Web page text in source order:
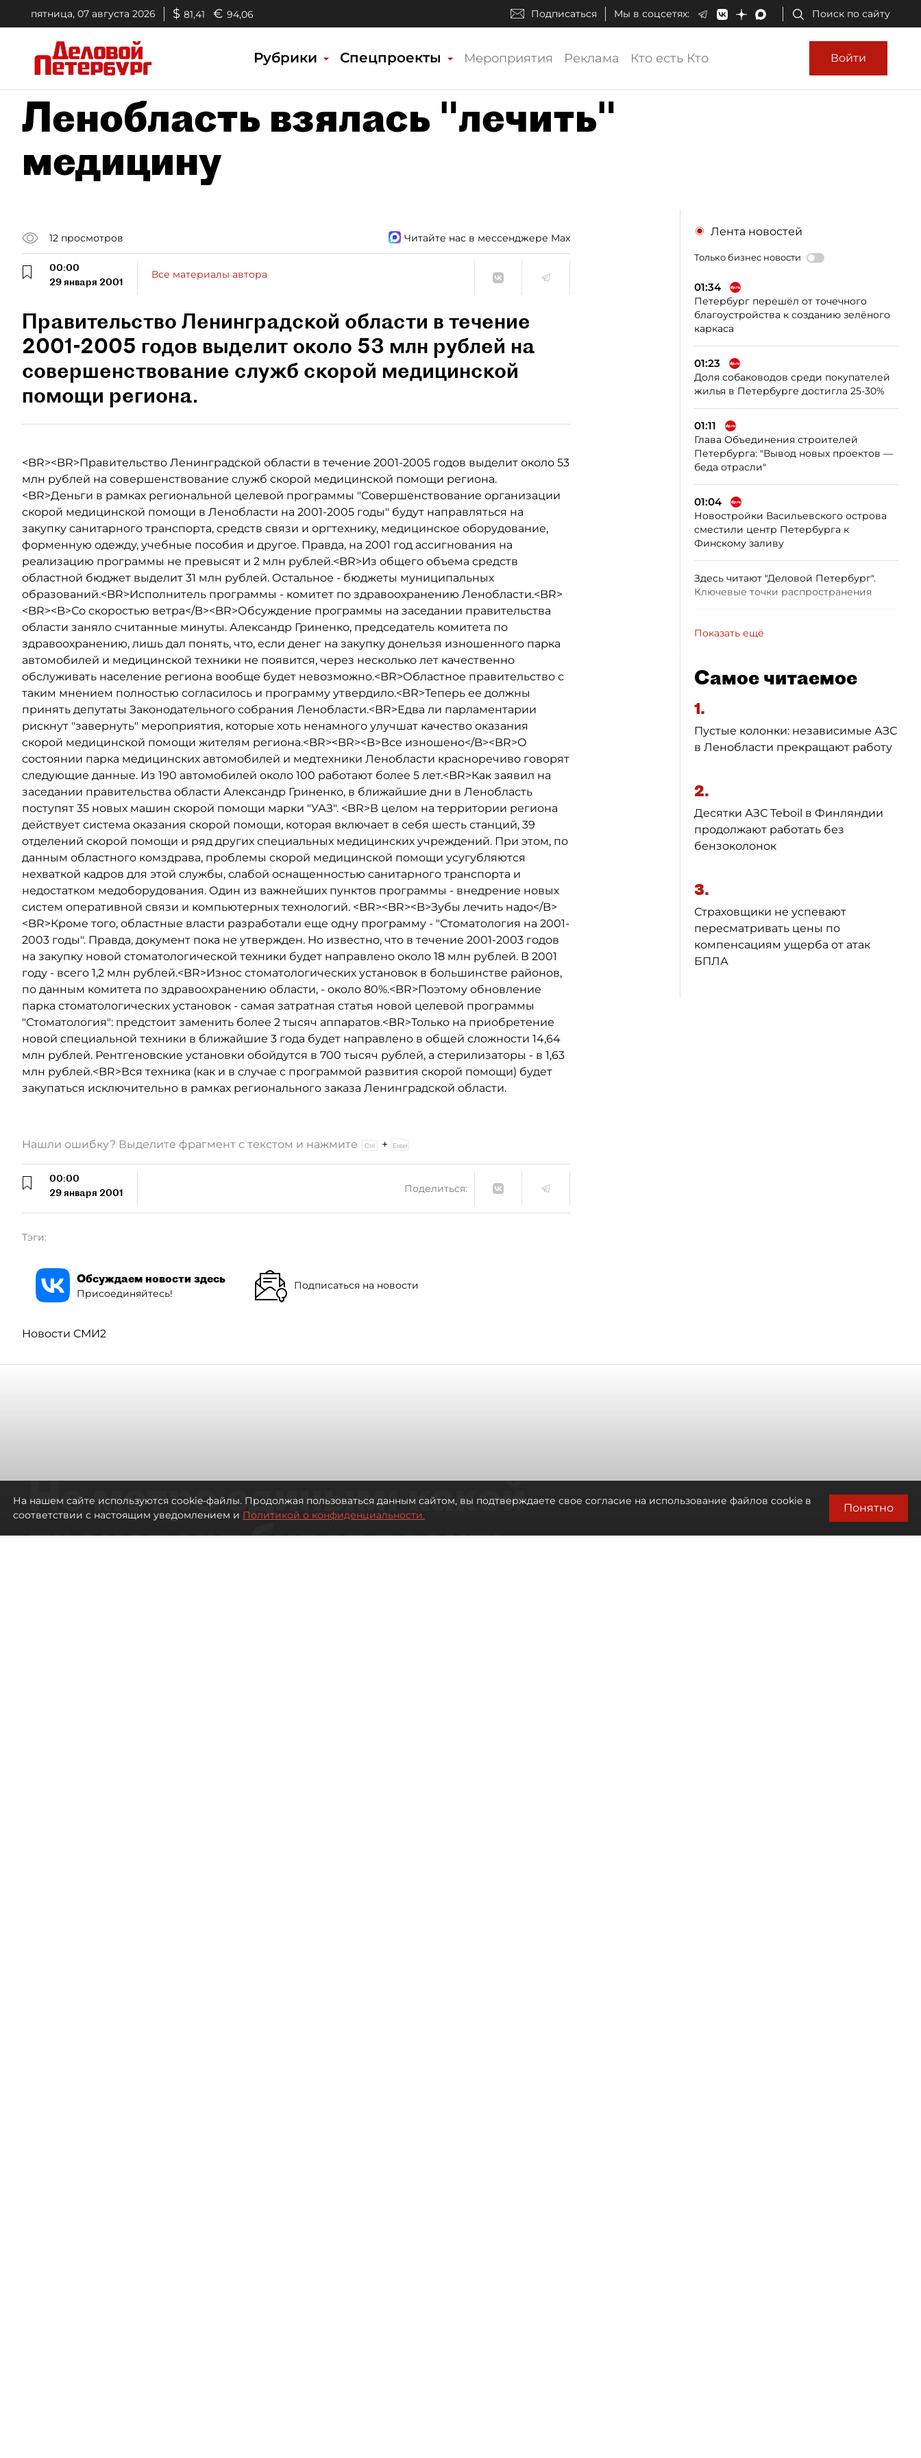
пятница, 07 августа 2026 $ 81,41 € 94,06 Подписаться Мы в соцсетях: Поиск по сайту
Рубрики Спецпроекты Мероприятия Реклама Кто есть Кто Войти
Ленобласть взялась "лечить"
медицину
12 просмотров Читайте нас в мессенджере Max
00:00
29 января 2001
Все материалы автора
Правительство Ленинградской области в течение
2001-2005 годов выделит около 53 млн рублей на
совершенствование служб скорой медицинской
помощи региона.
<BR><BR>Правительство Ленинградской области в течение 2001-2005 годов выделит около 53
млн рублей на совершенствование служб скорой медицинской помощи региона.
<BR>Деньги в рамках региональной целевой программы "Совершенствование организации
скорой медицинской помощи в Ленобласти на 2001-2005 годы" будут направляться на
закупку санитарного транспорта, средств связи и оргтехнику, медицинское оборудование,
форменную одежду, учебные пособия и другое. Правда, на 2001 год ассигнования на
реализацию программы не превысят и 2 млн рублей.<BR>Из общего объема средств
областной бюджет выделит 31 млн рублей. Остальное - бюджеты муниципальных
образований.<BR>Исполнитель программы - комитет по здравоохранению Ленобласти.<BR>
<BR><B>Со скоростью ветра</B><BR>Обсуждение программы на заседании правительства
области заняло считанные минуты. Александр Гриненко, председатель комитета по
здравоохранению, лишь дал понять, что, если денег на закупку донельзя изношенного парка
автомобилей и медицинской техники не появится, через несколько лет качественно
обслуживать население региона вообще будет невозможно.<BR>Областное правительство с
таким мнением полностью согласилось и программу утвердило.<BR>Теперь ее должны
принять депутаты Законодательного собрания Ленобласти.<BR>Едва ли парламентарии
рискнут "завернуть" мероприятия, которые хоть ненамного улучшат качество оказания
скорой медицинской помощи жителям региона.<BR><BR><B>Все изношено</B><BR>О
состоянии парка медицинских автомобилей и медтехники Ленобласти красноречиво говорят
следующие данные. Из 190 автомобилей около 100 работают более 5 лет.<BR>Как заявил на
заседании правительства области Александр Гриненко, в ближайшие дни в Ленобласть
поступят 35 новых машин скорой помощи марки "УАЗ". <BR>В целом на территории региона
действует система оказания скорой помощи, которая включает в себя шесть станций, 39
отделений скорой помощи и ряд других специальных медицинских учреждений. При этом, по
данным областного комздрава, проблемы скорой медицинской помощи усугубляются
нехваткой кадров для этой службы, слабой оснащенностью санитарного транспорта и
недостатком медоборудования. Один из важнейших пунктов программы - внедрение новых
систем оперативной связи и компьютерных технологий. <BR><BR><B>Зубы лечить надо</B>
<BR>Кроме того, областные власти разработали еще одну программу - "Стоматология на 2001-
2003 годы". Правда, документ пока не утвержден. Но известно, что в течение 2001-2003 годов
на закупку новой стоматологической техники будет направлено около 18 млн рублей. В 2001
году - всего 1,2 млн рублей.<BR>Износ стоматологических установок в большинстве районов,
по данным комитета по здравоохранению области, - около 80%.<BR>Поэтому обновление
парка стоматологических установок - самая затратная статья новой целевой программы
"Стоматология": предстоит заменить более 2 тысяч аппаратов.<BR>Только на приобретение
новой специальной техники в ближайшие 3 года будет направлено в общей сложности 14,64
млн рублей. Рентгеновские установки обойдутся в 700 тысяч рублей, а стерилизаторы - в 1,63
млн рублей.<BR>Вся техника (как и в случае с программой развития скорой помощи) будет
закупаться исключительно в рамках регионального заказа Ленинградской области.
Лента новостей
Только бизнес новости
01:34
Петербург перешёл от точечного
благоустройства к созданию зелёного
каркаса
01:23
Доля собаководов среди покупателей
жилья в Петербурге достигла 25-30%
01:11
Глава Объединения строителей
Петербурга: "Вывод новых проектов —
беда отрасли"
01:04
Новостройки Васильевского острова
сместили центр Петербурга к
Финскому заливу
Здесь читают "Деловой Петербург".
Ключевые точки распространения
Показать ещё
Самое читаемое
1.
Пустые колонки: независимые АЗС
в Ленобласти прекращают работу
2.
Десятки АЗС Teboil в Финляндии
продолжают работать без
бензоколонок
3.
Страховщики не успевают
пересматривать цены по
компенсациям ущерба от атак
БПЛА
Нашли ошибку? Выделите фрагмент с текстом и нажмите +
00:00
29 января 2001
Поделиться:
Тэги:
Обсуждаем новости здесь
Присоединяйтесь!
Подписаться на новости
Новости СМИ2
Не метро единым: какой
транспорт будет возить
На нашем сайте используются cookie-файлы. Продолжая пользоваться данным сайтом, вы подтверждаете свое согласие на использование файлов cookie в
соответствии с настоящим уведомлением и Политикой о конфиденциальности.
Понятно